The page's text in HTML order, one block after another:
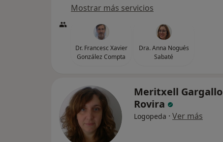
Mostrar más servicios
Dr. Francesc Xavier
González Compta
Dra. Anna Nogués
Sabaté
Meritxell Gargallo
Rovira
Logopeda · Ver más